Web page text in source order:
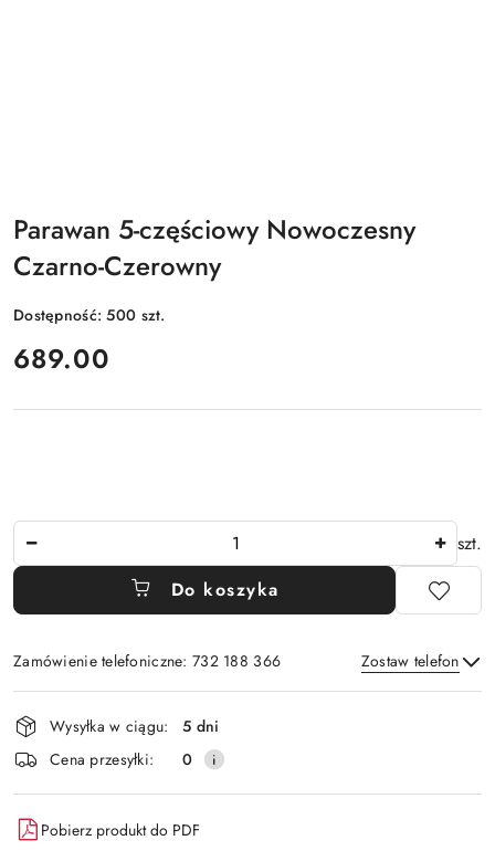
Parawan 5-częściowy Nowoczesny
Czarno-Czerowny
Dostępność:500 szt.
cena:
689.00
szt.
Do koszyka
Zamówienie telefoniczne: 732 188 366 Zostaw telefon
Wyślij
Dostępność
i
dostawa
Wysyłka w ciągu:
5 dni
Cena przesyłki:
0
Pobierz produkt do PDF